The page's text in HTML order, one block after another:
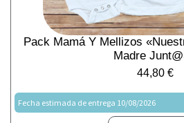
Pack Mamá Y Mellizos
Madre
44,80 €
Fecha estimada de entrega 10/08/2026